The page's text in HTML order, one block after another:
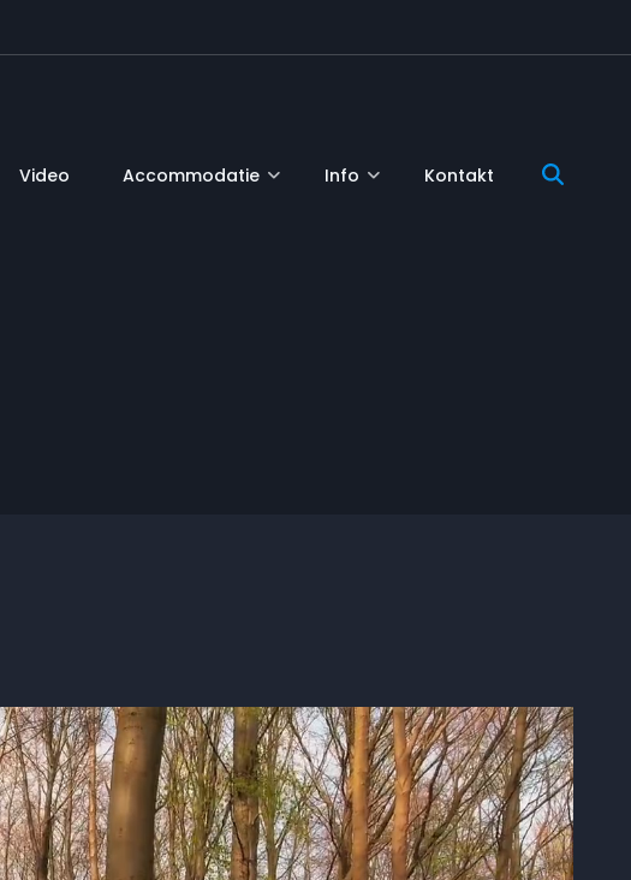
Video Accommodatie Info Kontakt